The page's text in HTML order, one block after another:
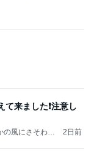
来ました❗️注意し
風にさそわれ
2日前